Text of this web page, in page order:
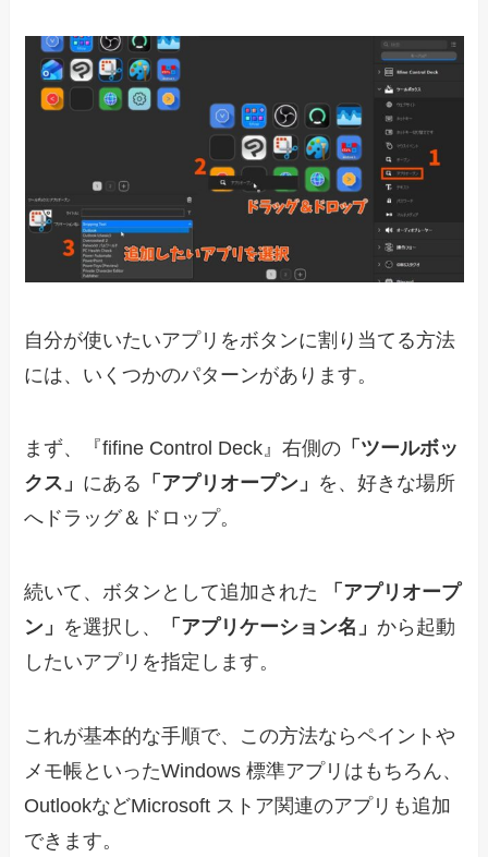
自分が使いたいアプリをボタンに割り当てる方法
には、いくつかのパターンがあります。
まず、『fifine Control Deck』右側の 「ツールボッ
クス」 にある 「アプリオープン」 を、好きな場所
へドラッグ＆ドロップ。
続いて、ボタンとして追加された
「アプリオープ
ン」 を選択し、 「アプリケーション名」 から起動
したいアプリを指定します。
これが基本的な手順で、この方法ならペイントや
メモ帳といったWindows 標準アプリはもちろん、
OutlookなどMicrosoft ストア関連のアプリも追加
できます。